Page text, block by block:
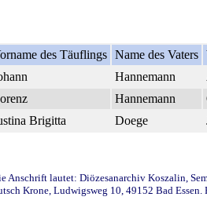
des Täuflings Name des Vaters
Hannemann
Hannemann
Brigitta Doege
lautet: Diözesanarchiv Koszalin,
Krone, Ludwigsweg 10, 49152 Bad